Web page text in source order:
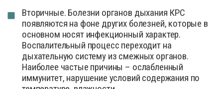
Вторичные. Болезни органов дыхания КРС
появляются на фоне других болезней, которые в
основном носят инфекционный характер.
Воспалительный процесс переходит на
дыхательную систему из смежных органов.
Наиболее частые причины – ослабленный
иммунитет, нарушение условий содержания по